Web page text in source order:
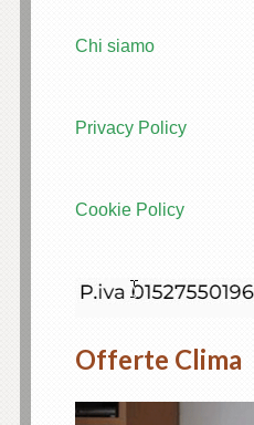
Chi siamo
Privacy Policy
Cookie Policy
Offerte Clima